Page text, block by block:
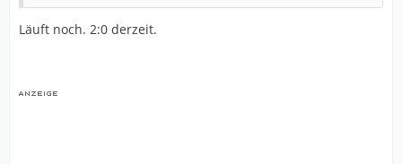
Läuft noch. 2:0 derzeit.